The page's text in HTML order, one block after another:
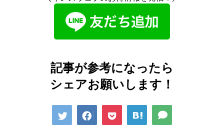
記事が参考になったら
シェアお願いします！